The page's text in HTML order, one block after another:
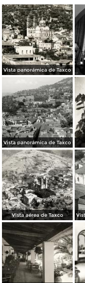
Vista panorámica de Taxco
Vista panorámica de Taxco
Vista aérea de Taxco